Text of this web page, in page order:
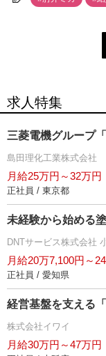
求人特集
三菱電機グループ
島田理化工業株式会社
月給25万円～32万円
正社員 / 東京都
未経験から始める
DNTサービス株式会社
月給20万7,100円～
正社員 / 愛知県
経営基盤を支える
株式会社イワイ
月給30万円～47万円